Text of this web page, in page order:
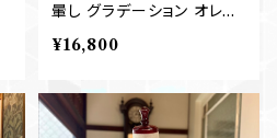
暈し グラデーション オレン
ジベージュ シャーベットオ
レンジ ピンクイエロー 紬着
¥16,800